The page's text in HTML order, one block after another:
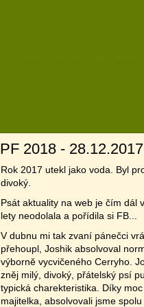
PF 2018 - 28.12.2017
Rok 2017 utekl jako voda. Byl
divoký.
Psát aktuality na web je čím dál
lety neodolala a pořídila si FB...
V dubnu mi tak zvaní pánečci
přehoupl, Joshik absolvoval
výborně vycvičeného Cerryho.
zněj milý, divoký, přátelský psí
typická charekteristika. Díky
majitelka, absolvovali jsme